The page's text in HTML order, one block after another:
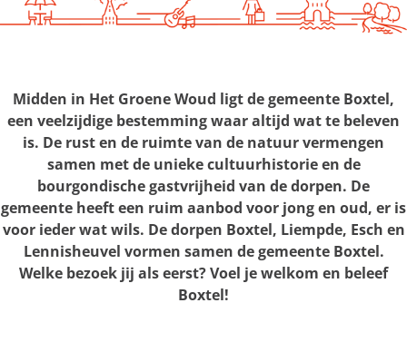
Midden in Het Groene Woud ligt de gemeente Boxtel,
een veelzijdige bestemming waar altijd wat te beleven
is. De rust en de ruimte van de natuur vermengen
samen met de unieke cultuurhistorie en de
bourgondische gastvrijheid van de dorpen. De
gemeente heeft een ruim aanbod voor jong en oud, er is
voor ieder wat wils. De dorpen Boxtel, Liempde, Esch en
Lennisheuvel vormen samen de gemeente Boxtel.
Welke bezoek jij als eerst? Voel je welkom en beleef
Boxtel!